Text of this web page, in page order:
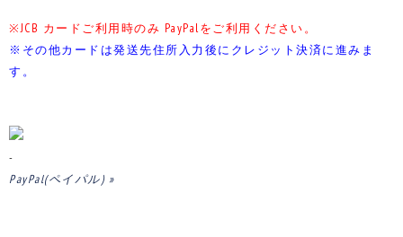
※JCB カードご利用時のみ PayPalをご利用ください。
※その他カードは発送先住所入力後にクレジット決済に進みま
す。
-
PayPal(ペイパル) »